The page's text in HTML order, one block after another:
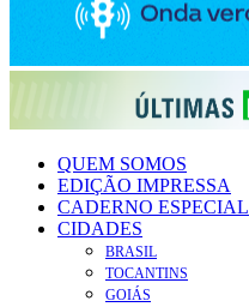
QUEM SOMOS
EDIÇÃO IMPRESSA
CADERNO ESPECIAL
CIDADES
BRASIL
TOCANTINS
GOIÁS